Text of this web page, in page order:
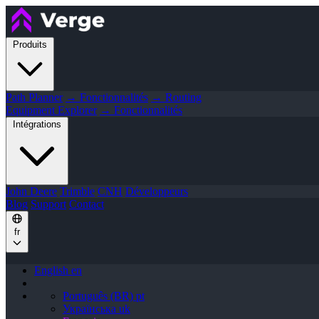
Produits
Path Planner → Fonctionnalités → Routing
Equipment Explorer → Fonctionnalités
Intégrations
John Deere Trimble CNH Développeurs
Blog Support Contact
fr
English en
Português (BR) pt
Українська uk